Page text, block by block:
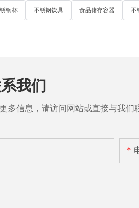
钢杯 不锈钢饮具 食品储存容器 不
我们
信息，请访问网站或直接与我们